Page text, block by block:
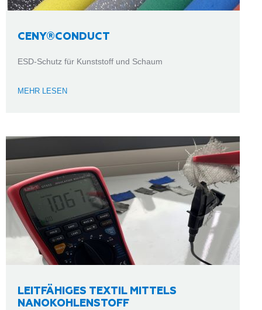
CENY®CONDUCT
ESD-Schutz für Kunststoff und Schaum
MEHR LESEN
LEITFÄHIGES TEXTIL MITTELS
NANOKOHLENSTOFF